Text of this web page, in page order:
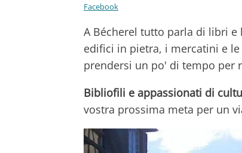
Facebook
A Bécherel tutto parla di libri e
edifici in pietra, i mercatini e
prendersi un po' di tempo per
Bibliofili e appassionati di
vostra prossima meta per un